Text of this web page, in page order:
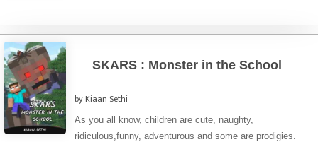
SKARS : Monster in the School
by Kiaan Sethi
As you all know, children are cute, naughty,
ridiculous,funny, adventurous and some are prodigies.